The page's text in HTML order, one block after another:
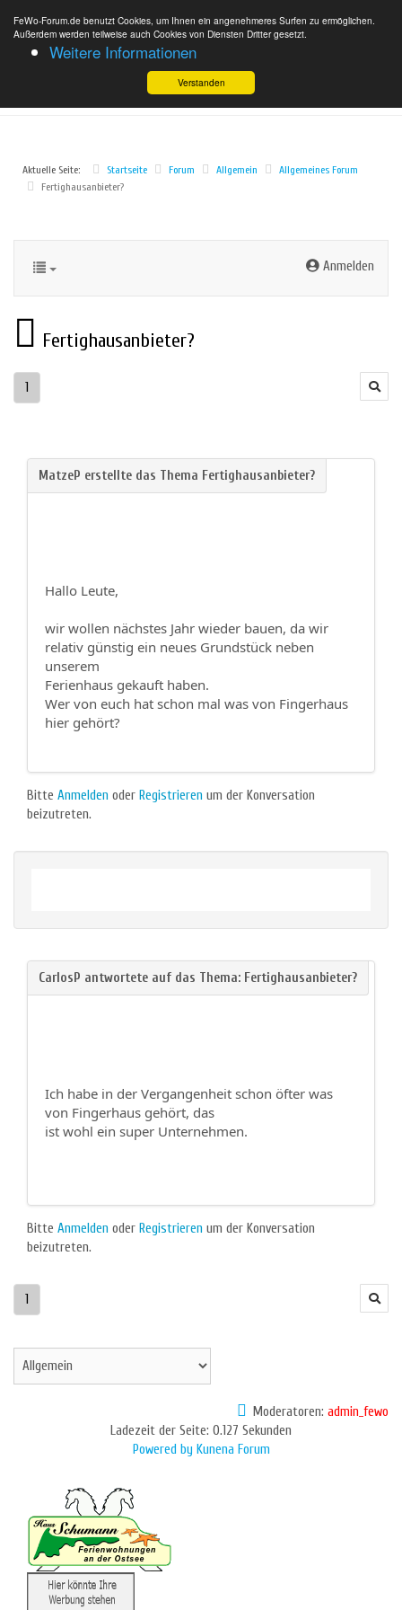
FeWo-Forum.de benutzt Cookies, um Ihnen ein angenehmeres Surfen zu ermöglichen.
Außerdem werden teilweise auch Cookies von Diensten Dritter gesetzt.
Weitere Informationen
Verstanden
Aktuelle Seite: Startseite Forum Allgemein
Allgemeines Forum
Fertighausanbieter?
Anmelden
Fertighausanbieter?
1
Hallo Leute,
wir wollen nächstes Jahr wieder bauen, da wir
relativ günstig ein neues Grundstück neben
unserem
Ferienhaus gekauft haben.
Wer von euch hat schon mal was von Fingerhaus
hier gehört?
Bitte Anmelden oder Registrieren um der Konversation
beizutreten.
Ich habe in der Vergangenheit schon öfter was
von Fingerhaus gehört, das
ist wohl ein super Unternehmen.
Bitte Anmelden oder Registrieren um der Konversation
beizutreten.
1
Moderatoren: admin_fewo
Ladezeit der Seite: 0.127 Sekunden
Powered by Kunena Forum